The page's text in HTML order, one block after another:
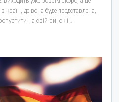
країн, де вона буде представлена,
на свій ринок і…